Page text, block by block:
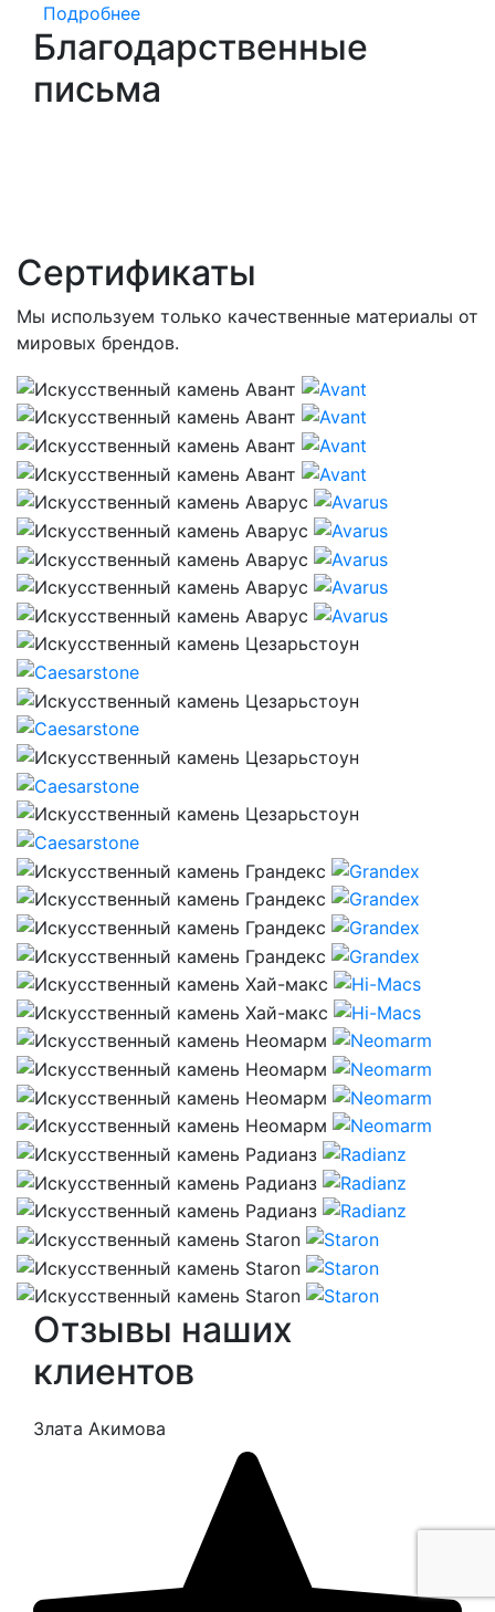
Подробнее
Благодарственные
письма
Сертификаты
Мы используем только качественные материалы от
мировых брендов.
Отзывы наших
клиентов
Злата Акимова